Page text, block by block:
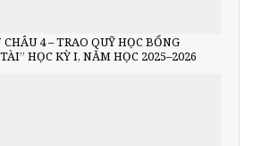
4 – TRAO QUỸ HỌC BỔNG
HỌC KỲ I, NĂM HỌC 2025–2026